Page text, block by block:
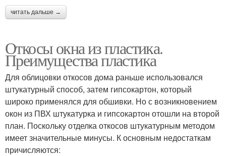
читать дальше →
Откосы окна из пластика.
Преимущества пластика
Для облицовки откосов дома раньше использовался
штукатурный способ, затем гипсокартон, который
широко применялся для обшивки. Но с возникновением
окон из ПВХ штукатурка и гипсокартон отошли на второй
план. Поскольку отделка откосов штукатурным методом
имеет значительные минусы. К основным недостаткам
причисляются: